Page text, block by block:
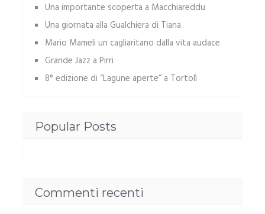
Una importante scoperta a Macchiareddu
Una giornata alla Gualchiera di Tiana
Mario Mameli un cagliaritano dalla vita audace
Grande Jazz a Pirri
8° edizione di “Lagune aperte” a Tortolì
Popular Posts
Commenti recenti